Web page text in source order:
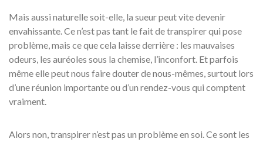
Mais aussi naturelle soit-elle, la sueur peut vite devenir
envahissante. Ce n’est pas tant le fait de transpirer qui pose
problème, mais ce que cela laisse derrière : les mauvaises
odeurs, les auréoles sous la chemise, l’inconfort. Et parfois
même elle peut nous faire douter de nous-mêmes, surtout lors
d’une réunion importante ou d’un rendez-vous qui comptent
vraiment.
Alors non, transpirer n’est pas un problème en soi. Ce sont les